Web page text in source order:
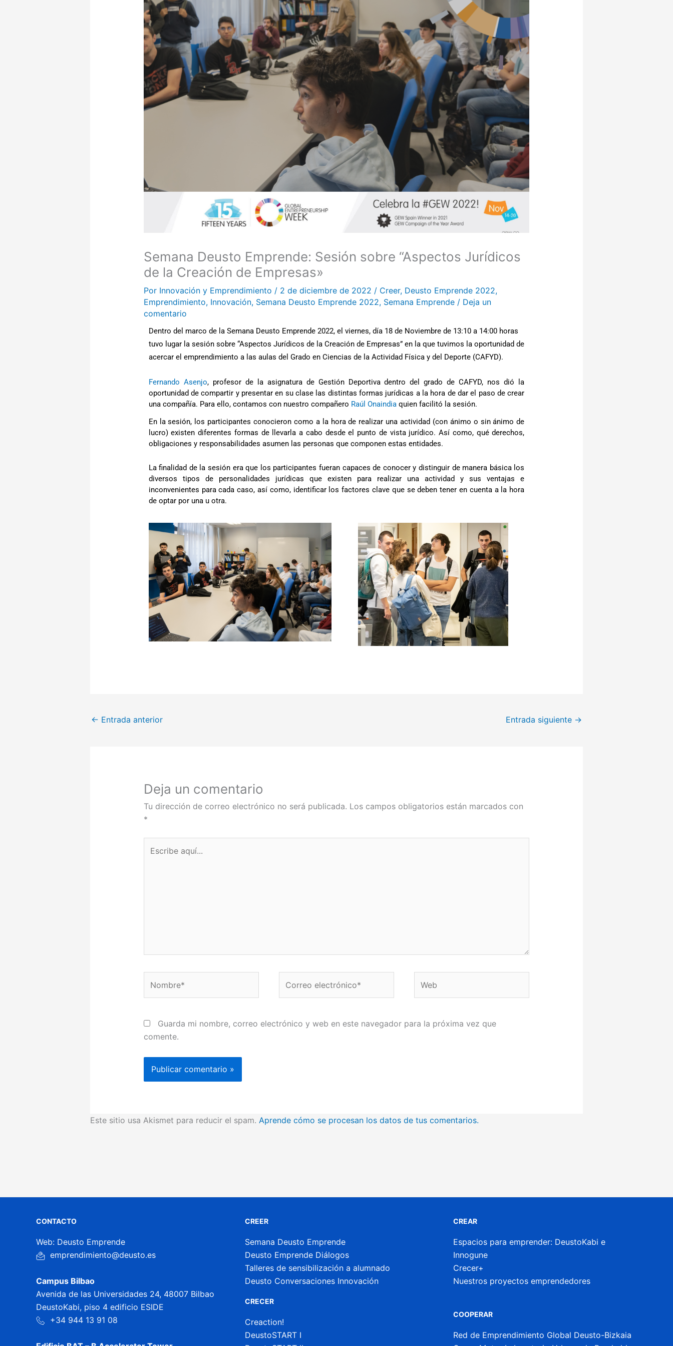
Semana Deusto Emprende: Sesión sobre “Aspectos Jurídicos
de la Creación de Empresas»
Por Innovación y Emprendimiento / 2 de diciembre de 2022 / Creer, Deusto Emprende 2022,
Emprendimiento, Innovación, Semana Deusto Emprende 2022, Semana Emprende/ Deja un
comentario
Dentro del marco de la Semana Deusto Emprende 2022, el viernes, día 18 de Noviembre de 13:10 a 14:00 horas
tuvo lugar la sesión sobre “Aspectos Jurídicos de la Creación de Empresas” en la que tuvimos la oportunidad de
acercar el emprendimiento a las aulas del Grado en Ciencias de la Actividad Física y del Deporte (CAFYD).
Fernando Asenjo, profesor de la asignatura de Gestión Deportiva dentro del grado de CAFYD, nos dió la
oportunidad de compartir y presentar en su clase las distintas formas jurídicas a la hora de dar el paso de crear
una compañía. Para ello, contamos con nuestro compañero Raúl Onaindia quien facilitó la sesión.
En la sesión, los participantes conocieron como a la hora de realizar una actividad (con ánimo o sin ánimo de
lucro) existen diferentes formas de llevarla a cabo desde el punto de vista jurídico. Así como, qué derechos,
obligaciones y responsabilidades asumen las personas que componen estas entidades.
La finalidad de la sesión era que los participantes fueran capaces de conocer y distinguir de manera básica los
diversos tipos de personalidades jurídicas que existen para realizar una actividad y sus ventajas e
inconvenientes para cada caso, así como, identificar los factores clave que se deben tener en cuenta a la hora
de optar por una u otra.
← Entrada anterior Entrada siguiente →
Deja un comentario
Tu dirección de correo electrónico no será publicada. Los campos obligatorios están marcados con
*
aquí...
electrónico*
Guarda mi nombre, correo electrónico y web en este navegador para la próxima vez que
comente.
Este sitio usa Akismet para reducir el spam. Aprende cómo se procesan los datos de tus comentarios.
CONTACTO
Web: Deusto Emprende
emprendimiento@deusto.es
Campus Bilbao
Avenida de las Universidades 24, 48007 Bilbao
DeustoKabi, piso 4 edificio ESIDE
+34 944 13 91 08
CREER
Semana Deusto Emprende
Deusto Emprende Diálogos
Talleres de sensibilización a alumnado
Deusto Conversaciones Innovación
CRECER
Creaction!
DeustoSTART I
CREAR
Espacios para emprender: DeustoKabi e
Innogune
Crecer+
Nuestros proyectos emprendedores
COOPERAR
Red de Emprendimiento Global Deusto-Bizkaia